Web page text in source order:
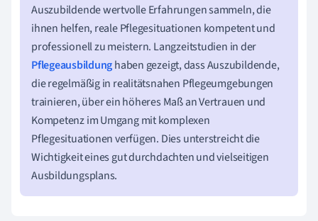
Auszubildende wertvolle Erfahrungen sammeln, die
ihnen helfen, reale Pflegesituationen kompetent und
professionell zu meistern. Langzeitstudien in der
Pflegeausbildunghaben gezeigt, dass Auszubildende,
die regelmäßig in realitätsnahen Pflegeumgebungen
trainieren, über ein höheres Maß an Vertrauen und
Kompetenz im Umgang mit komplexen
Pflegesituationen verfügen. Dies unterstreicht die
Wichtigkeit eines gut durchdachten und vielseitigen
Ausbildungsplans.